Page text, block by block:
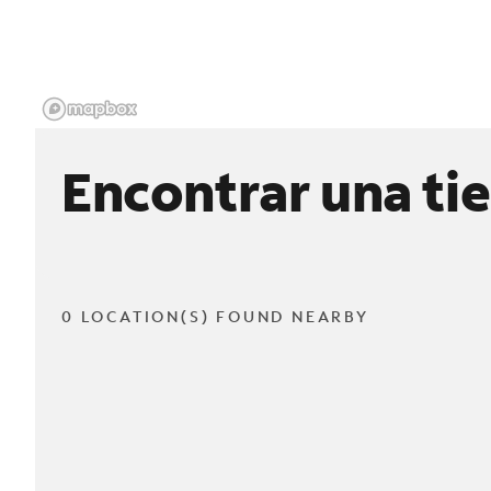
Encontrar una
0 LOCATION(S) FOUND NEARBY